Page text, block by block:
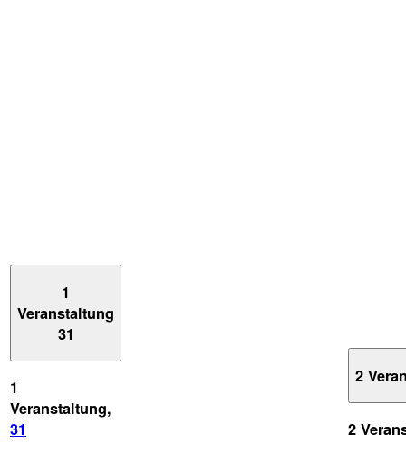
1
Veranstaltung
31
1
Veranstaltung,
31
2
2